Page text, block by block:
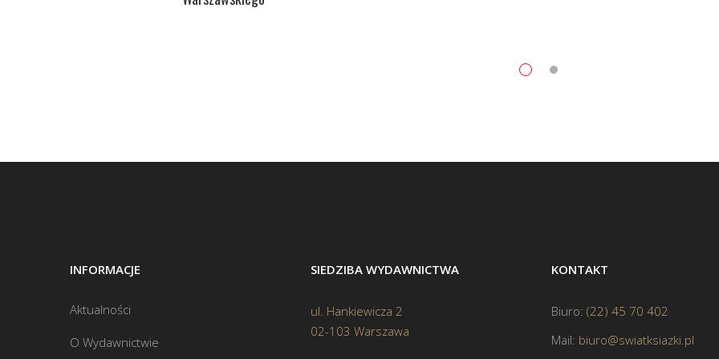
INFORMACJE
Aktualności
O Wydawnictwie
SIEDZIBA WYDAWNICTWA
ul. Hankiewicza 2
02-103 Warszawa
KONTAKT
Biuro: (22) 45 70 402
Mail: biuro@swiatksiazki.pl